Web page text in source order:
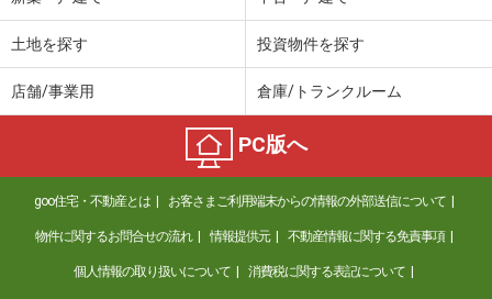
土地を探す 投資物件を探す
店舗/事業用 倉庫/トランクルーム
PC版へ
goo住宅・不動産とは お客さまご利用端末からの情報の外部送信について
物件に関するお問合せの流れ 情報提供元 不動産情報に関する免責事項
個人情報の取り扱いについて 消費税に関する表記について